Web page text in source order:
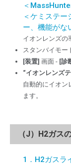
＜
＜ケミステ
ー、機能がな
イオンレンズの
スタンバイモー
[装置] 画面 - [診
“イオンレンズ
自動的にイオン
ます。
（J）H2ガス
1．H2ガスラ